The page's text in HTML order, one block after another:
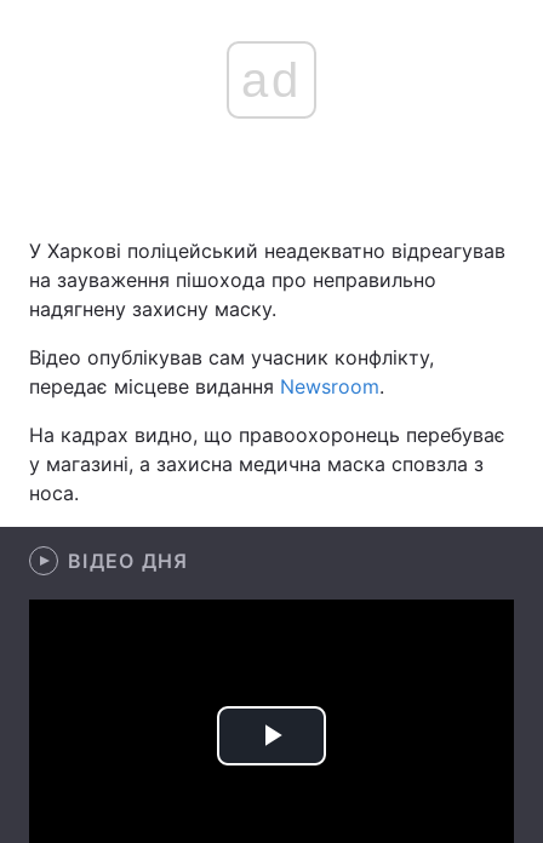
Головна Війна
Україна
Економіка Світ
Техно і зв'язок Лайт
Зброя Інциденти
Здоров'я
ad
У Харкові поліцейський неадекватно відреагував
на зауваження пішохода про неправильно
надягнену захисну маску.
Відео опублікував сам учасник конфлікту,
передає місцеве видання Newsroom.
На кадрах видно, що правоохоронець перебуває
у магазині, а захисна медична маска сповзла з
носа.
ВІДЕО ДНЯ
Play